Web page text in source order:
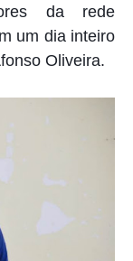
da rede
um dia inteiro
Oliveira.